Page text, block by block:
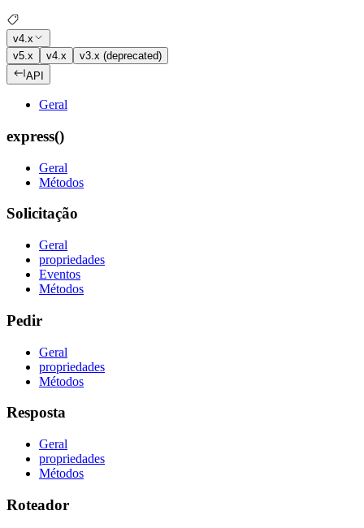
v4.x
v5.x
v4.x
v3.x (deprecated)
API
Geral
express()
Geral
Métodos
Solicitação
Geral
propriedades
Eventos
Métodos
Pedir
Geral
propriedades
Métodos
Resposta
Geral
propriedades
Métodos
Roteador